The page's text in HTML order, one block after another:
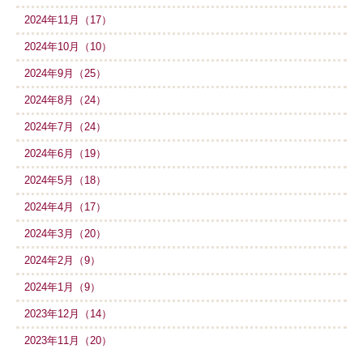
2024年11月（17）
2024年10月（10）
2024年9月（25）
2024年8月（24）
2024年7月（24）
2024年6月（19）
2024年5月（18）
2024年4月（17）
2024年3月（20）
2024年2月（9）
2024年1月（9）
2023年12月（14）
2023年11月（20）